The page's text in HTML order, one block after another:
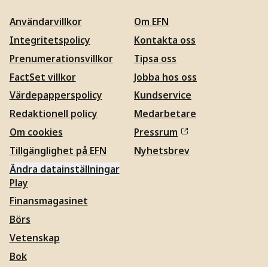
Användarvillkor
Integritetspolicy
Prenumerationsvillkor
FactSet villkor
Värdepapperspolicy
Redaktionell policy
Om cookies
Tillgänglighet på EFN
Ändra datainställningar
Om EFN
Kontakta oss
Tipsa oss
Jobba hos oss
Kundservice
Medarbetare
Pressrum
Nyhetsbrev
Play
Finansmagasinet
Börs
Vetenskap
Bok